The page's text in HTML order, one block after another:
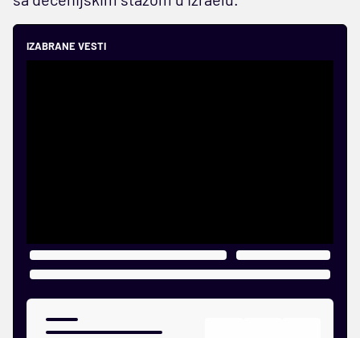
IZABRANE VESTI